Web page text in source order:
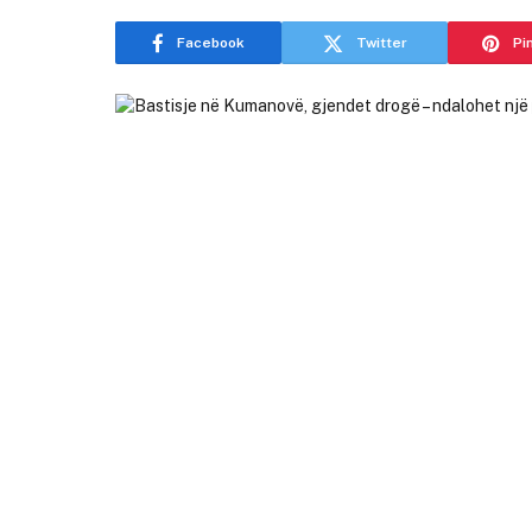
Facebook Twitter